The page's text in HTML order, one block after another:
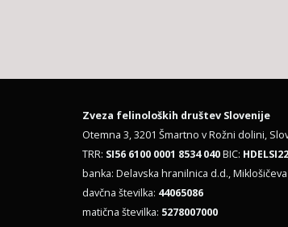
Zveza felinoloških društev Slovenije
Otemna 3, 3201 Šmartno v Rožni dolini,
TRR: SI56 6100 0001 8534 040BIC: HDELSI22
banka: Delavska hranilnica d.d.,
davčna številka: 44065086
matična številka: 5278007000